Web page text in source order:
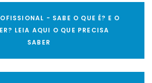
- SABE O QUE É? E O
LEIA AQUI O QUE PRECISA
SABER